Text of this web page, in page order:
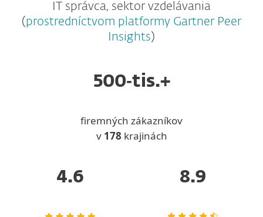
IT správca, sektor vzdelávania
( prostredníctvom platformy Gartner Peer
Insights )
500‑tis.+
firemných zákazníkov
v 178 krajinách
4.6 8.9